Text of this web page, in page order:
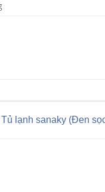
lạnh sanaky (Đen